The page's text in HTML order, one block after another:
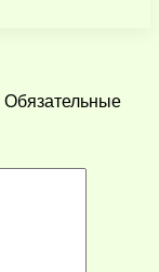
Обязательные